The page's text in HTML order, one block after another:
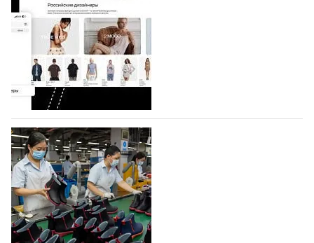
Компания BALLINA Guangzhou Lihuang Footwear
Co., Ltd., основанная в 2011 году и расположенная в
Гуанчжоу, столице моды Китая, является
профессиональной обувной компанией,
объединяющей разработку, производство и…
07.08.2026 470
На платформе Lamoda - новый раздел и
условия продвижения локальных
дизайнерских марок
Российский маркетплейс Lamoda решил обновить
раздел для продажи продукции локальных